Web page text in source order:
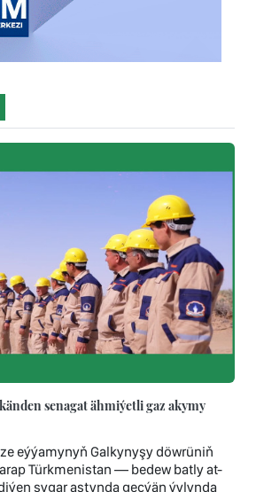
senagat ähmiýetli gaz akymy
eýýamynyň Galkynyşy döwrüniň
Türkmenistan — bedew batly at-
şygar astynda geçýän ýylynda